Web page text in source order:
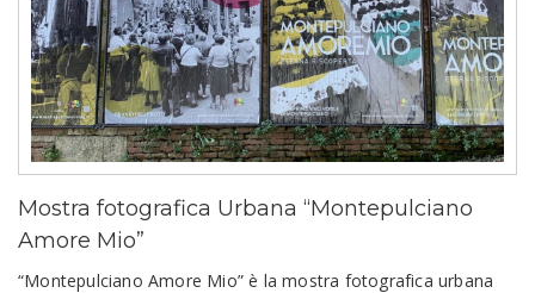
Mostra fotografica Urbana “Montepulciano
Amore Mio”
“Montepulciano Amore Mio” è la mostra fotografica urbana